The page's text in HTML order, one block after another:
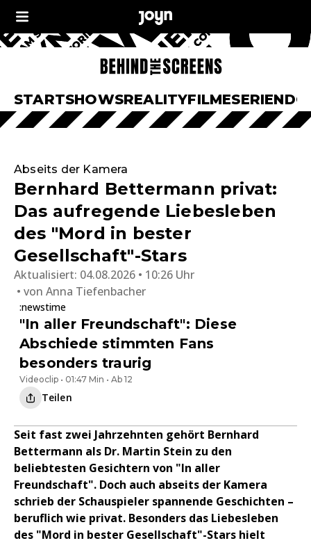
STARTSHOWSREALITYFILMESERIEN
Abseits der Kamera
Bernhard Bettermann privat:
Das aufregende Liebesleben
des "Mord in bester
Gesellschaft"-Stars
Aktualisiert: 04.08.2026 • 10:26 Uhr
von Anna Tiefenbacher
:newstime
"In aller Freundschaft": Diese
Abschiede stimmten Fans
besonders traurig
Videoclip • 01:47 Min • Ab 12
Teilen
Seit fast zwei Jahrzehnten gehört Bernhard
Bettermann als Dr. Martin Stein zu den
beliebtesten Gesichtern von "In aller
Freundschaft". Doch auch abseits der Kamera
schrieb der Schauspieler spannende Geschichten –
beruflich wie privat. Besonders das Liebesleben
des "Mord in bester Gesellschaft"-Stars hielt